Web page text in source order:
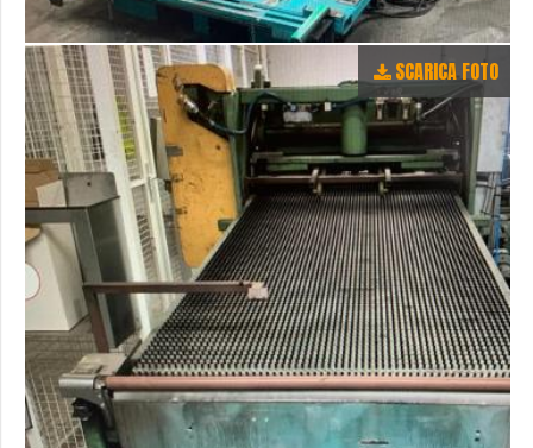
SCARICA FOTO